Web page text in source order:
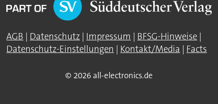
AGB | Datenschutz | Impressum | BFSG-Hinweise |
Datenschutz-Einstellungen | Kontakt/Media | Facts
© 2026 all-electronics.de